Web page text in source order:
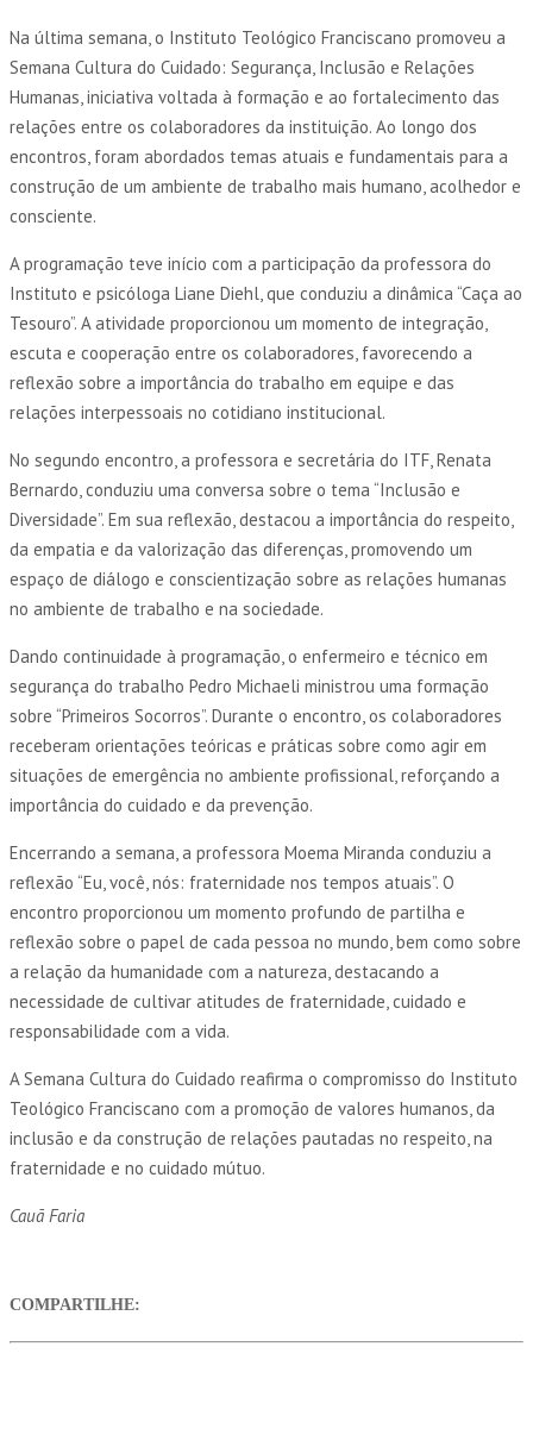
Na última semana, o Instituto Teológico Franciscano promoveu a
Semana Cultura do Cuidado: Segurança, Inclusão e Relações
Humanas, iniciativa voltada à formação e ao fortalecimento das
relações entre os colaboradores da instituição. Ao longo dos
encontros, foram abordados temas atuais e fundamentais para a
construção de um ambiente de trabalho mais humano, acolhedor e
consciente.
A programação teve início com a participação da professora do
Instituto e psicóloga Liane Diehl, que conduziu a dinâmica “Caça ao
Tesouro”. A atividade proporcionou um momento de integração,
escuta e cooperação entre os colaboradores, favorecendo a
reflexão sobre a importância do trabalho em equipe e das
relações interpessoais no cotidiano institucional.
No segundo encontro, a professora e secretária do ITF, Renata
Bernardo, conduziu uma conversa sobre o tema “Inclusão e
Diversidade”. Em sua reflexão, destacou a importância do respeito,
da empatia e da valorização das diferenças, promovendo um
espaço de diálogo e conscientização sobre as relações humanas
no ambiente de trabalho e na sociedade.
Dando continuidade à programação, o enfermeiro e técnico em
segurança do trabalho Pedro Michaeli ministrou uma formação
sobre “Primeiros Socorros”. Durante o encontro, os colaboradores
receberam orientações teóricas e práticas sobre como agir em
situações de emergência no ambiente profissional, reforçando a
importância do cuidado e da prevenção.
Encerrando a semana, a professora Moema Miranda conduziu a
reflexão “Eu, você, nós: fraternidade nos tempos atuais”. O
encontro proporcionou um momento profundo de partilha e
reflexão sobre o papel de cada pessoa no mundo, bem como sobre
a relação da humanidade com a natureza, destacando a
necessidade de cultivar atitudes de fraternidade, cuidado e
responsabilidade com a vida.
A Semana Cultura do Cuidado reafirma o compromisso do Instituto
Teológico Franciscano com a promoção de valores humanos, da
inclusão e da construção de relações pautadas no respeito, na
fraternidade e no cuidado mútuo.
Cauã Faria
COMPARTILHE: